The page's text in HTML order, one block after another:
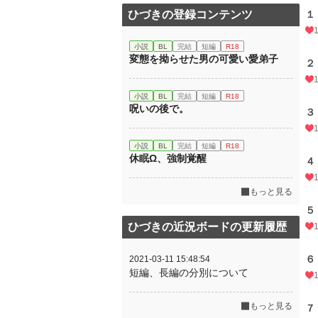
１
２
３
４
５
６
７
ひづきの登録コンテンツ
小説 BL 完結 短編 R18
変態を拗らせた男の可愛い愛弟子
小説 BL 完結 短編 R18
呪いの後で。
小説 BL 完結 短編 R18
休眠Ω、強制覚醒
もっと見る
ひづきの近況ボードの更新履歴
2021-03-11 15:48:54
短編、長編の分別について
もっと見る